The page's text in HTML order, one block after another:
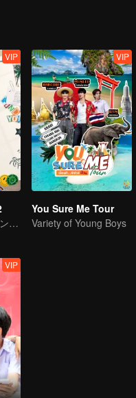
VIP
ASIAオーディションで気になるアイドルをピックします
VIP
You Sure Me Tour
Variety of Young Boys
VIP